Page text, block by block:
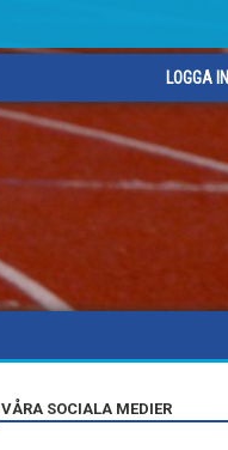
LOGGA IN
VÅRA SOCIALA MEDIER